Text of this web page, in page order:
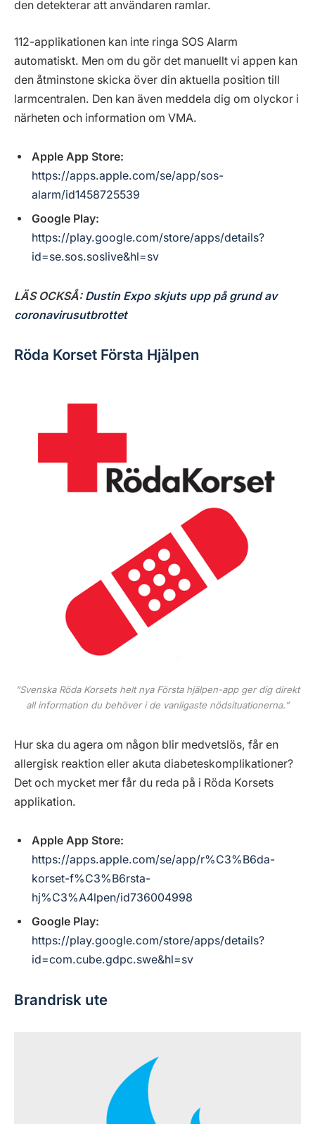
den detekterar att användaren ramlar.
112-applikationen kan inte ringa SOS Alarm
automatiskt. Men om du gör det manuellt vi appen kan
den åtminstone skicka över din aktuella position till
larmcentralen. Den kan även meddela dig om olyckor i
närheten och information om VMA.
Apple App Store:
https://apps.apple.com/se/app/sos-
alarm/id1458725539
Google Play:
https://play.google.com/store/apps/details?
id=se.sos.soslive&hl=sv
LÄS OCKSÅ: Dustin Expo skjuts upp på grund av
coronavirusutbrottet
Röda Korset Första Hjälpen
”Svenska Röda Korsets helt nya Första hjälpen-app ger dig direkt
all information du behöver i de vanligaste nödsituationerna.”
Hur ska du agera om någon blir medvetslös, får en
allergisk reaktion eller akuta diabeteskomplikationer?
Det och mycket mer får du reda på i Röda Korsets
applikation.
Apple App Store:
https://apps.apple.com/se/app/r%C3%B6da-
korset-f%C3%B6rsta-
hj%C3%A4lpen/id736004998
Google Play:
https://play.google.com/store/apps/details?
id=com.cube.gdpc.swe&hl=sv
Brandrisk ute